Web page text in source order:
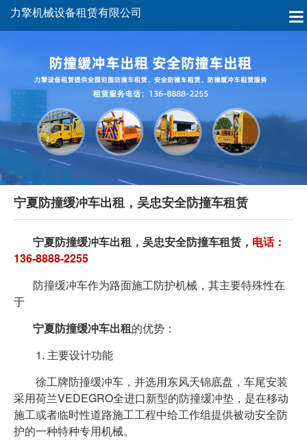
力擎机械设备租赁有限公司
宁夏防撞缓冲车出租，吴忠安全防撞车租赁
宁夏防撞缓冲车出租，吴忠安全防撞车租赁， 电话：
136-8888-2255
防撞缓冲车作为路面施工防护机械，其主要特殊性在
于
宁夏防撞缓冲车出租的优势：
1. 主要设计功能
徐工牌防撞缓冲车，并选用东风天锦底盘，车尾安装
采用荷兰VEDEGRO全进口新型的防撞缓冲垫，是在移动
施工或者临时性道路施工工程中给工作组提供被动安全防
护的一种特种专用机械。